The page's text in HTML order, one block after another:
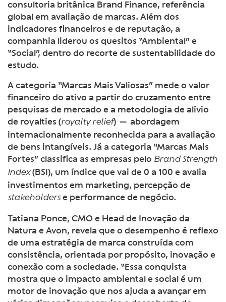
consultoria britânica Brand Finance, referência
global em avaliação de marcas. Além dos
indicadores financeiros e de reputação, a
companhia liderou os quesitos “Ambiental” e
“Social”, dentro do recorte de sustentabilidade do
estudo.
A categoria “Marcas Mais Valiosas” mede o valor
financeiro do ativo a partir do cruzamento entre
pesquisas de mercado e a metodologia de alívio
de royalties (royalty relief) — abordagem
internacionalmente reconhecida para a avaliação
de bens intangíveis. Já a categoria “Marcas Mais
Fortes” classifica as empresas pelo Brand Strength
Index(BSI), um índice que vai de 0 a 100 e avalia
investimentos em marketing, percepção de
stakeholderse performance de negócio.
Tatiana Ponce, CMO e Head de Inovação da
Natura e Avon, revela que o desempenho é reflexo
de uma estratégia de marca construída com
consistência, orientada por propósito, inovação e
conexão com a sociedade. “Essa conquista
mostra que o impacto ambiental e social é um
motor de inovação que nos ajuda a avançar em